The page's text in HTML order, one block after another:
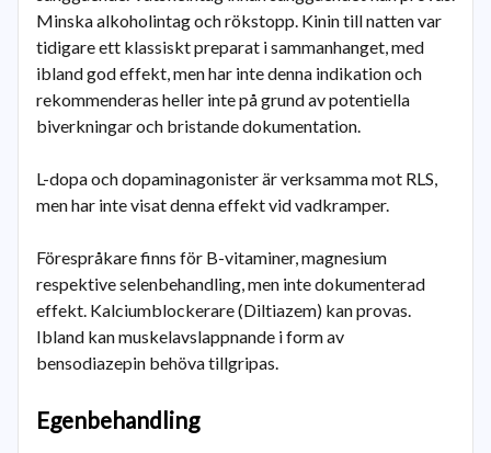
Minska alkoholintag och rökstopp. Kinin till natten var
tidigare ett klassiskt preparat i sammanhanget, med
ibland god effekt, men har inte denna indikation och
rekommenderas heller inte på grund av potentiella
biverkningar och bristande dokumentation.
L-dopa och dopaminagonister är verksamma mot RLS,
men har inte visat denna effekt vid vadkramper.
Förespråkare finns för B-vitaminer, magnesium
respektive selenbehandling, men inte dokumenterad
effekt. Kalciumblockerare (Diltiazem) kan provas.
Ibland kan muskelavslappnande i form av
bensodiazepin behöva tillgripas.
Egenbehandling